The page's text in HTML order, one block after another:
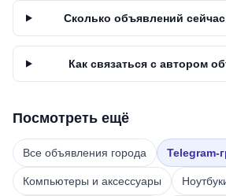
Сколько объявлений
Как связаться с автором
Посмотреть ещё
Все объявления города Telegram-
Компьютеры и аксессуары